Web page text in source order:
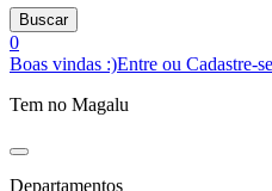
Buscar
0
Boas vindas :)Entre ou Cadastre-se
Tem no Magalu
Departamentos